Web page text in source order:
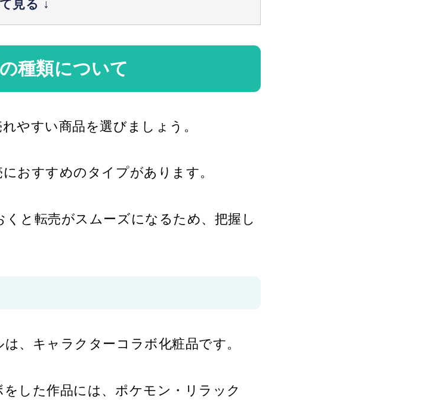
くる
種類について
やすい商品を選びましょう。
おすすめのタイプがあります。
と転売がスムーズになるため、把握し
、キャラクターコラボ化粧品です。
した作品には、ポケモン・リラック